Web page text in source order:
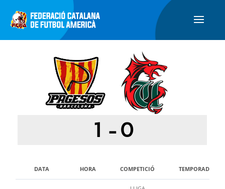
1 -0
DATA HORA COMPETICIÓ TEMPORADA